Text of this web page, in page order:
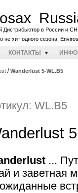
Дистрибьютор в России и
не хит одного сезона,
КОНТАКТЫ
/Wanderlust 5-WL.B5
WL.B5
...
и заветная